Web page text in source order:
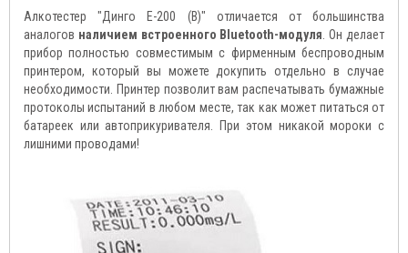
Алкотестер "Динго Е-200 (В)" отличается от большинства
аналогов наличием встроенного Bluetooth-модуля . Он делает
прибор полностью совместимым с фирменным беспроводным
принтером, который вы можете докупить отдельно в случае
необходимости. Принтер позволит вам распечатывать бумажные
протоколы испытаний в любом месте, так как может питаться от
батареек или автоприкуривателя. При этом никакой мороки с
лишними проводами!